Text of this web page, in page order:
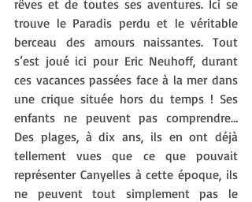
rêves et de toutes ses aventures. Ici se
trouve le Paradis perdu et le véritable
berceau des amours naissantes. Tout
s’est joué ici pour Eric Neuhoff, durant
ces vacances passées face à la mer dans
une crique située hors du temps ! Ses
enfants ne peuvent pas comprendre…
Des plages, à dix ans, ils en ont déjà
tellement vues que ce que pouvait
représenter Canyelles à cette époque, ils
ne peuvent tout simplement pas le